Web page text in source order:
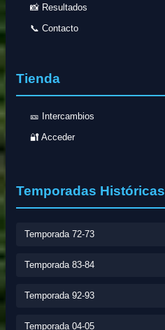
📸 Resultados
📞 Contacto
Tienda
🎫 Intercambios
🔐 Acceder
Temporadas Históricas
Temporada 72-73
Temporada 83-84
Temporada 92-93
Temporada 04-05